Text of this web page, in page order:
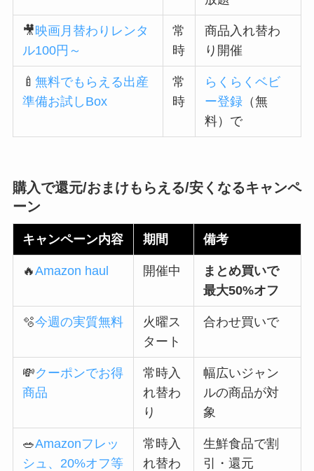
🎥映画月替わりレンタ
ル100円～
常
時
商品入れ替わ
り開催
🍼無料でもらえる出産
準備お試しBox
常
時
らくらくベビ
ー登録 （無
料）で
購入で還元/おまけもらえる/安くなるキャンペ
ーン
キャンペーン内容 期間 備考
🔥Amazon haul 開催中
まとめ買いで
最大50%オフ
🫧今週の実質無料
火曜ス
タート
合わせ買いで
💸クーポンでお得
商品
常時入
れ替わ
り
幅広いジャン
ルの商品が対
象
🥗Amazonフレッ
シュ、20%オフ等
常時入
れ替わ
生鮮食品で割
引・還元